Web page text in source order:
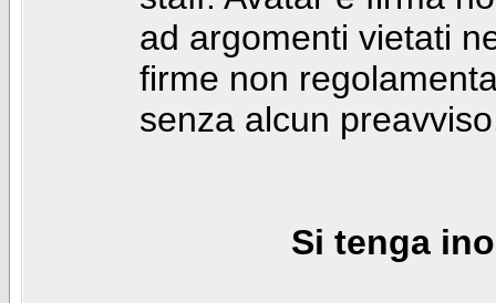
ad argomenti vietati
firme non
senza alcun
Si tenga